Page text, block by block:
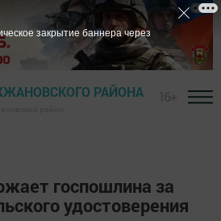
РАЙОНА
госпошлина за
удостоверения
закрытие баннера через